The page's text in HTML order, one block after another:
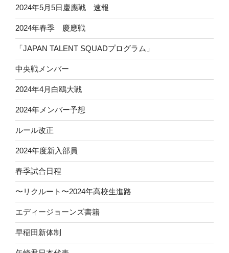
2024年5月5日慶應戦 速報
2024年春季 慶應戦
「JAPAN TALENT SQUADプログラム」
中央戦メンバー
2024年4月白鴎大戦
2024年メンバー予想
ルール改正
2024年度新入部員
春季試合日程
〜リクルート〜2024年高校生進路
エディージョーンズ書籍
早稲田新体制